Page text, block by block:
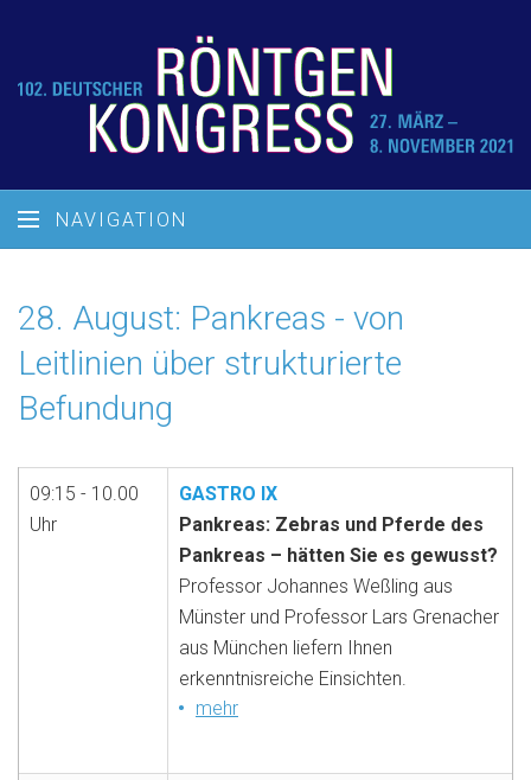
NAVIGATION
28. August: Pankreas - von
Leitlinien über strukturierte
Befundung
09:15 - 10.00
Uhr
GASTRO IX
Pankreas: Zebras und Pferde des
Pankreas – hätten Sie es gewusst?
Professor Johannes Weßling aus
Münster und Professor Lars Grenacher
aus München liefern Ihnen
erkenntnisreiche Einsichten.
mehr